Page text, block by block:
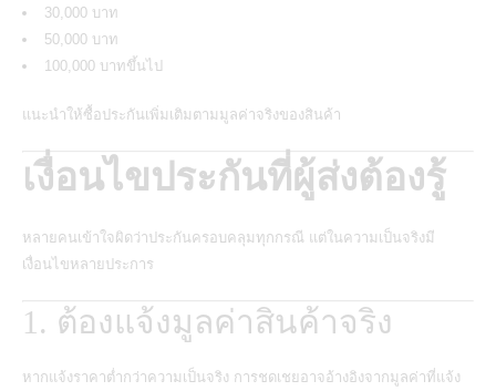
30,000 บาท
50,000 บาท
100,000 บาทขึ้นไป
แนะนำให้ซื้อประกันเพิ่มเติมตามมูลค่าจริงของสินค้า
เงื่อนไขประกันที่ผู้ส่งต้องรู้
หลายคนเข้าใจผิดว่าประกันครอบคลุมทุกกรณี แต่ในความเป็นจริงมี
เงื่อนไขหลายประการ
1. ต้องแจ้งมูลค่าสินค้าจริง
หากแจ้งราคาต่ำกว่าความเป็นจริง การชดเชยอาจอ้างอิงจากมูลค่าที่แจ้ง